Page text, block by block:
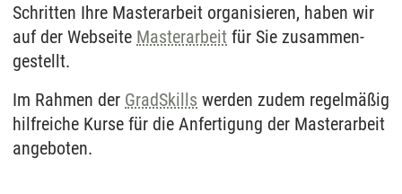
Schritten Ihre Master­arbeit organisieren, haben wir
auf der Webseite Master­arbeit für Sie zusammen­
gestellt.
Im Rahmen der GradSkills werden zudem regel­mäßig
hilfreiche Kurse für die An­fertigung der Master­arbeit
angeboten.